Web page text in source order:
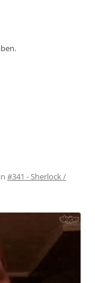
in #341 - Sherlock /